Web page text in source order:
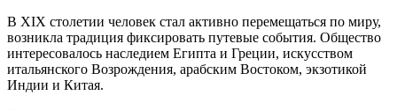
В XIX столетии человек стал активно перемещаться по миру,
возникла традиция фиксировать путевые события. Общество
интересовалось наследием Египта и Греции, искусством
итальянского Возрождения, арабским Востоком, экзотикой
Индии и Китая.